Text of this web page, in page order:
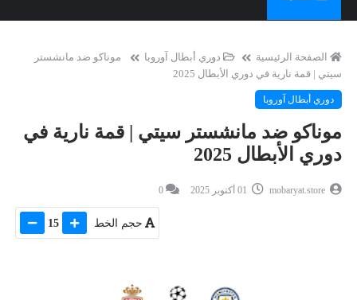
الصفحة الرئيسية دوري أبطال آوروبا
موناكو ضد مانشستر
سيتي | قمة نارية في دوري الأبطال 2025
دوري أبطال آوروبا
موناكو ضد مانشستر سيتي | قمة نارية في
دوري الأبطال 2025
mobaryat.store
0
حجم الخط 15